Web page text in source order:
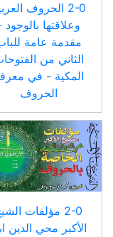
2-0 الحروف
وعلاقتها بالوجود
مقدمة عامة
الثاني من
المكية - في
الحروف
2-0 مؤلفات
الأكبر محي الدين